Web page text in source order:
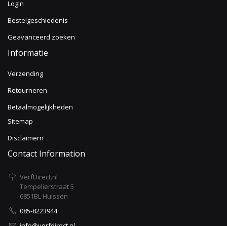
Login
Bestelgeschiedenis
Geavanceerd zoeken
Informatie
Verzending
Retourneren
Betaalmogelijkheden
Sitemap
Disclaimern
Contact Information
VerfDirect.nl
Tempelierstraat 5
6851BL Huissen
085-8223944